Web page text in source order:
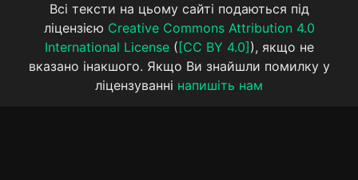
Всі тексти на цьому сайті подаються під
ліцензією Creative Commons Attribution 4.0
International License( [CC BY 4.0] ), якщо не
вказано інакшого. Якщо Ви знайшли помилку у
ліцензуванні напишіть нам